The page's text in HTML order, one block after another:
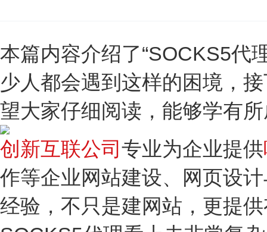
本篇内容介绍了“SOCKS5代
少人都会遇到这样的困境，
望大家仔细阅读，能够学有
创新互联公司 专业为企业提供
作等企业网站建设、网页设
经验，不只是建网站，更提